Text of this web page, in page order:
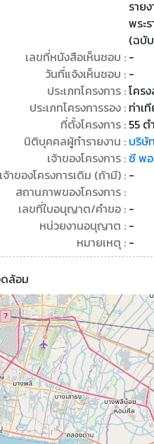
ราย
พระ
(ฉบั
เลขที่หนังสือเห็นชอบ : -
วันที่แจ้งเห็นชอบ : -
ประเภทโครงการ :โคร
ประเภทโครงการรอง : ท่าเ
ที่ตั้งโครงการ : 55 ต
นิติบุคคลผู้ทำรายงาน : บริษั
เจ้าของโครงการ : ซี พ
เจ้าของโครงการเดิม (ถ้ามี) : -
สถานภาพของโครงการ :
เลขที่ใบอนุญาต/คำขอ : -
หน่วยงานอนุญาต : -
หมายเหตุ : -
ล้อม